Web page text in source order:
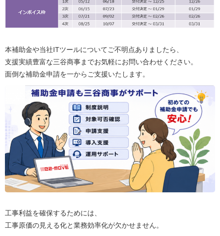
本補助金や当社ITツールについてご不明点ありましたら、
支援実績豊富な三谷商事までお気軽にお問い合わせください。
面倒な補助金申請を一からご支援いたします。
工事利益を確保するためには、
工事原価の見える化と業務効率化が欠かせません。